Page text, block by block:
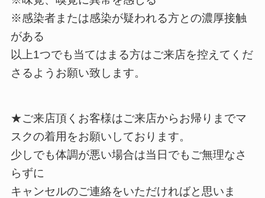
※感染者または感染が疑われる方との濃厚接触
がある
以上1つでも当てはまる方はご来店を控えてくだ
さるようお願い致します。
★ご来店頂くお客様はご来店からお帰りまでマ
スクの着用をお願いしております。
少しでも体調が悪い場合は当日でもご無理なさ
らずに
キャンセルのご連絡をいただければと思いま